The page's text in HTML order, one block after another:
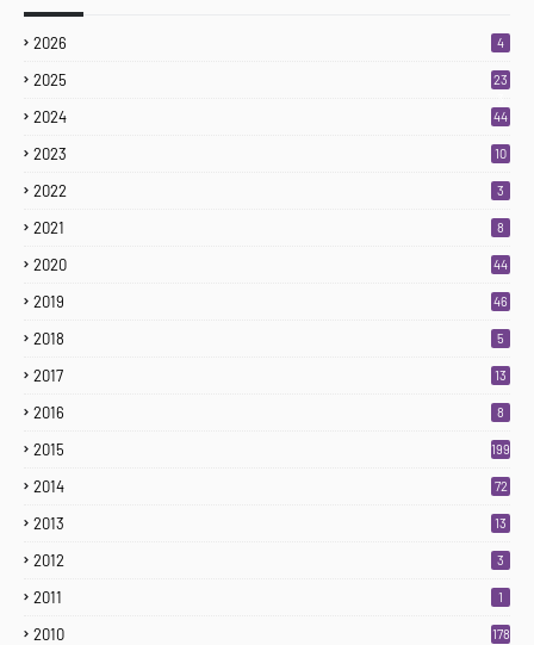
2026 4
2025
23
2024 44
2023 10
2022 3
2021 8
2020 44
2019 46
2018 5
2017 13
2016 8
2015 199
2014 72
2013 13
2012 3
2011 1
2010 178